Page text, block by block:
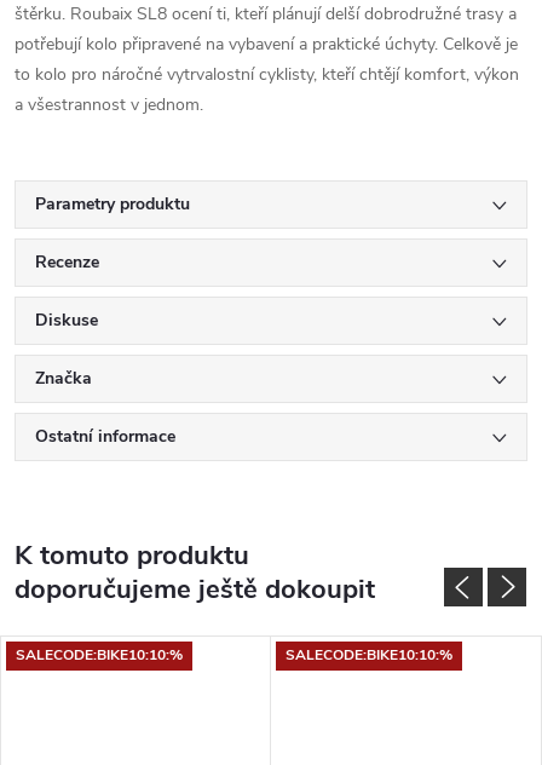
štěrku. Roubaix SL8 ocení ti, kteří plánují delší dobrodružné trasy a
potřebují kolo připravené na vybavení a praktické úchyty. Celkově je
to kolo pro náročné vytrvalostní cyklisty, kteří chtějí komfort, výkon
a všestrannost v jednom.
Parametry produktu
Recenze
Diskuse
Značka
Ostatní informace
K tomuto produktu
doporučujeme ještě dokoupit
SALECODE:BIKE10:10:% SALECODE:BIKE10:10:%